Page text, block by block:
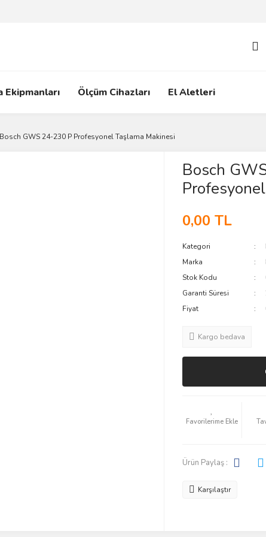
Ekipmanları Ölçüm Cihazları El Aletleri
Bosch GWS 24-230 P Profesyonel Taşlama Makinesi
Bosch
0,00 TL
Kategori
Marka
Stok Kodu
Garanti Süresi
Fiyat
Kargo bedava
Ürün Paylaş :
Karşılaştır